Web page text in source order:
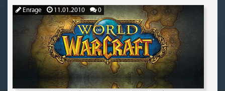
Enrage 11.01.2010 0